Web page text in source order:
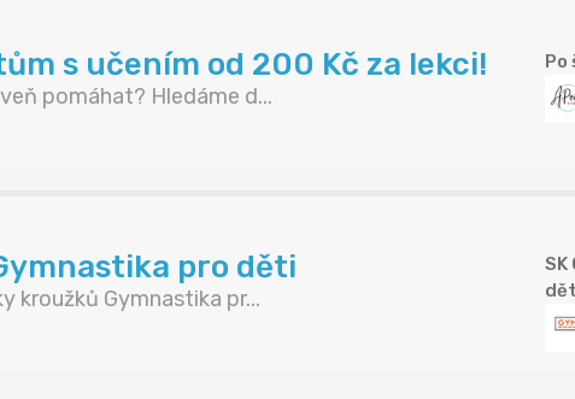
s učením od 200 Kč za lekci!
pomáhat? Hledáme d...
Po
pro děti
kroužků Gymnastika pr...
SK